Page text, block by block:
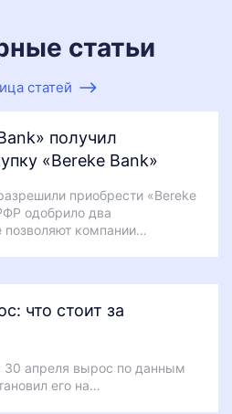
статьи
статей
получил
«Bereke Bank»
приобрести «Bereke
одобрило два
позволяют компании…
что стоит за
30 апреля вырос по данным
его на…